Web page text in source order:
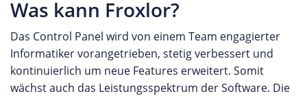
Was kann Froxlor?
Das Control Panel wird von einem Team engagierter
Informatiker vorangetrieben, stetig verbessert und
kontinuierlich um neue Features erweitert. Somit
wächst auch das Leistungsspektrum der Software. Die